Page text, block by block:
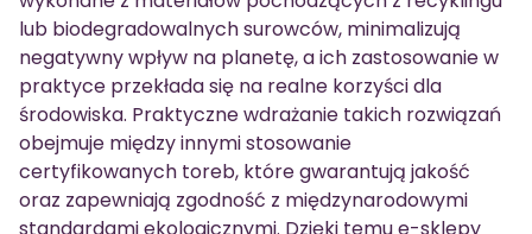
lub biodegradowalnych surowców, minimalizują
negatywny wpływ na planetę, a ich zastosowanie w
praktyce przekłada się na realne korzyści dla
środowiska. Praktyczne wdrażanie takich rozwiązań
obejmuje między innymi stosowanie
certyfikowanych toreb, które gwarantują jakość
oraz zapewniają zgodność z międzynarodowymi